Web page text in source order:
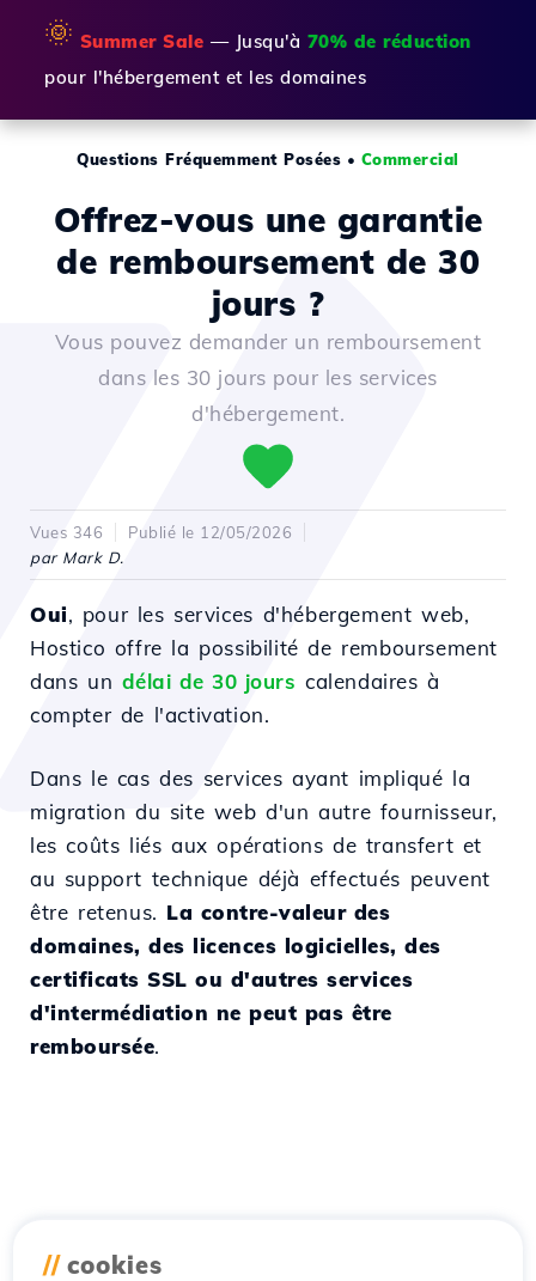
🌞 Summer Sale — Jusqu'à 70% de réduction
pour l'hébergement et les domaines
Questions Fréquemment Posées • Commercial
Offrez-vous une garantie
de remboursement de 30
jours ?
Vous pouvez demander un remboursement
dans les 30 jours pour les services
d'hébergement.
Vues 346
Publié le 12/05/2026
par Mark D.
Oui, pour les services d'hébergement web,
Hostico offre la possibilité de remboursement
dans un délai de 30 jours calendaires à
compter de l'activation.
Dans le cas des services ayant impliqué la
migration du site web d'un autre fournisseur,
les coûts liés aux opérations de transfert et
au support technique déjà effectués peuvent
être retenus. La contre-valeur des
domaines, des licences logicielles, des
certificats SSL ou d'autres services
d'intermédiation ne peut pas être
remboursée.
// cookies